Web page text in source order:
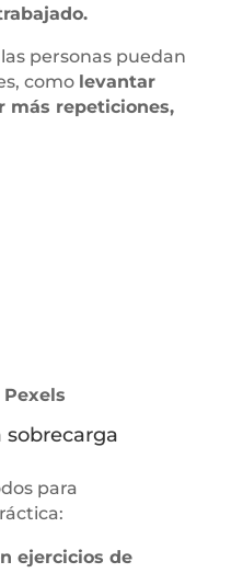
personas puedan
como levantar
más repeticiones,
sobrecarga
para
ejercicios de